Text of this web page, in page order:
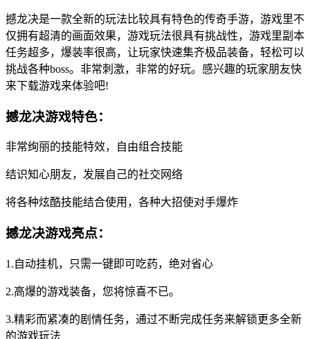
撼龙决是一款全新的玩法比较具有特色的传奇手游，游戏里不
仅拥有超清的画面效果，游戏玩法很具有挑战性，游戏里副本
任务超多，爆装率很高，让玩家快速集齐极品装备，轻松可以
挑战各种boss。非常刺激，非常的好玩。感兴趣的玩家朋友快
来下载游戏来体验吧!
撼龙决游戏特色：
非常绚丽的技能特效，自由组合技能
结识知心朋友，发展自己的社交网络
将各种炫酷技能结合使用，各种大招使对手爆炸
撼龙决游戏亮点：
1.自动挂机，只需一键即可吃药，绝对省心
2.高爆的游戏装备，您将惊喜不已。
3.精彩而紧凑的剧情任务，通过不断完成任务来解锁更多全新
的游戏玩法